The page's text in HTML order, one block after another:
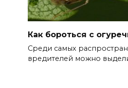
Как бороться с
Среди самых
вредителей можно